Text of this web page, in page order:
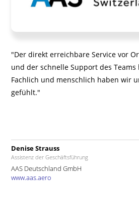
"Der direkt erreichbare Service vor
und der schnelle Support des
Fachlich und menschlich haben wir
gefühlt."
Denise Strauss
Assistenz der Geschäftsführung
AAS Deutschland GmbH
www.aas.aero